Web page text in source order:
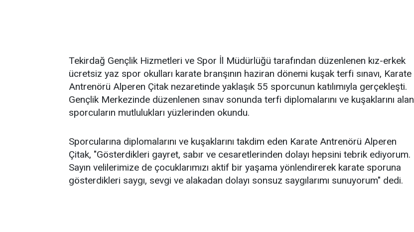
Tekirdağ Gençlik Hizmetleri ve Spor İl Müdürlüğü tarafından düzenlenen kız-erkek
ücretsiz yaz spor okulları karate branşının haziran dönemi kuşak terfi sınavı, Karate
Antrenörü Alperen Çitak nezaretinde yaklaşık 55 sporcunun katılımıyla gerçekleşti.
Gençlik Merkezinde düzenlenen sınav sonunda terfi diplomalarını ve kuşaklarını alan
sporcuların mutlulukları yüzlerinden okundu.
Sporcularına diplomalarını ve kuşaklarını takdim eden Karate Antrenörü Alperen
Çitak, "Gösterdikleri gayret, sabır ve cesaretlerinden dolayı hepsini tebrik ediyorum.
Sayın velilerimize de çocuklarımızı aktif bir yaşama yönlendirerek karate sporuna
gösterdikleri saygı, sevgi ve alakadan dolayı sonsuz saygılarımı sunuyorum" dedi.